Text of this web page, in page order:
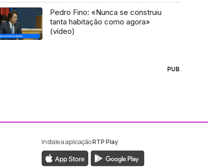
Pedro Fino: «Nunca se construiu
tanta habitação como agora»
(vídeo)
PUB
da RTP Madeira
da RTP Madeira
Instale a aplicaçãoRTP Play